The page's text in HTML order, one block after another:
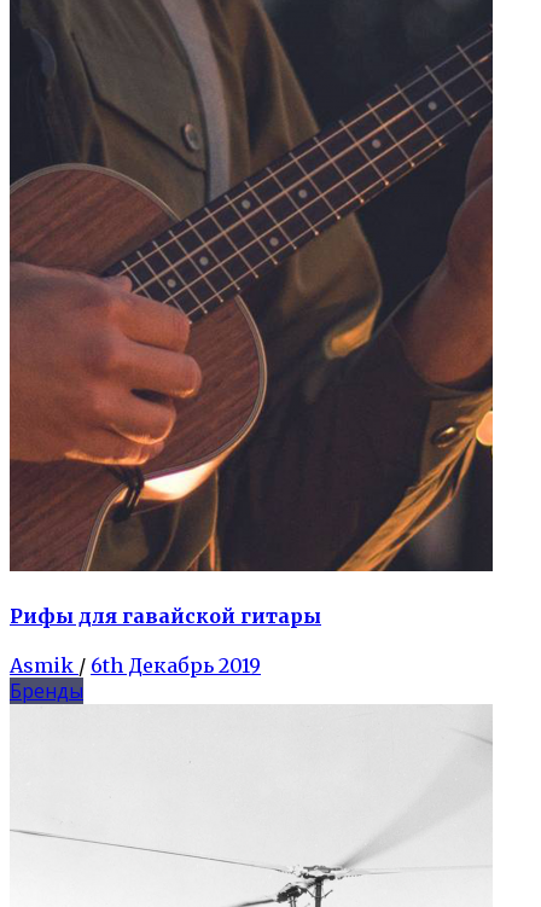
Рифы для гавайской гитары
Asmik / 6th Декабрь 2019
Бренды